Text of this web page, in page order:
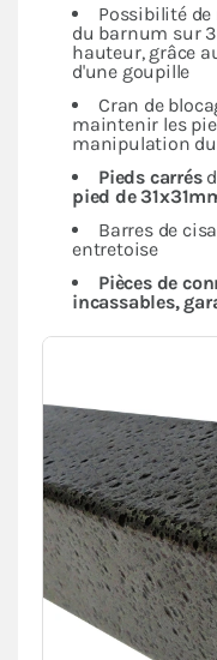
Possibilité
du barnum sur 3
hauteur, grâce
d'une goupille
Cran de
maintenir les
manipulation
Pieds carrés
pied de
Barres de
entretoise
Pièces de
incassables,